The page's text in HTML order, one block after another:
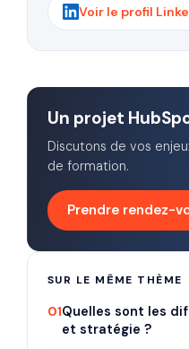
Voir le profil
Un projet
Discutons de vos
de formation.
Prendre rendez-
SUR LE MÊME THÈME
01Quelles sont les
et stratégie ?